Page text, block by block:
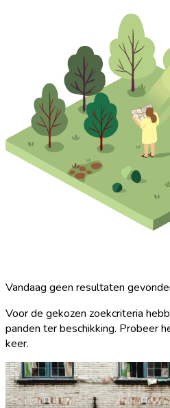
Vandaag geen resultaten
Voor de gekozen zoekcriteria
panden ter beschikking. Probeer
keer.